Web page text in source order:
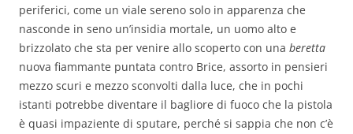
periferici, come un viale sereno solo in apparenza che
nasconde in seno un’insidia mortale, un uomo alto e
brizzolato che sta per venire allo scoperto con una beretta
nuova fiammante puntata contro Brice, assorto in pensieri
mezzo scuri e mezzo sconvolti dalla luce, che in pochi
istanti potrebbe diventare il bagliore di fuoco che la pistola
è quasi impaziente di sputare, perché si sappia che non c’è